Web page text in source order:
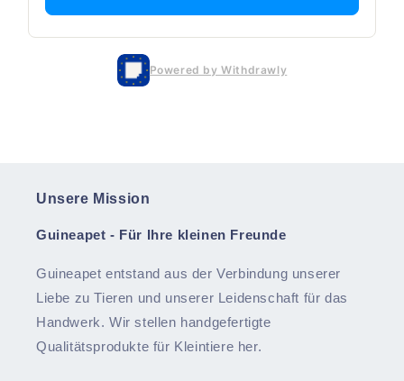
Powered by Withdrawly
Unsere Mission
Guineapet - Für Ihre kleinen Freunde
Guineapet entstand aus der Verbindung unserer
Liebe zu Tieren und unserer Leidenschaft für das
Handwerk. Wir stellen handgefertigte
Qualitätsprodukte für Kleintiere her.